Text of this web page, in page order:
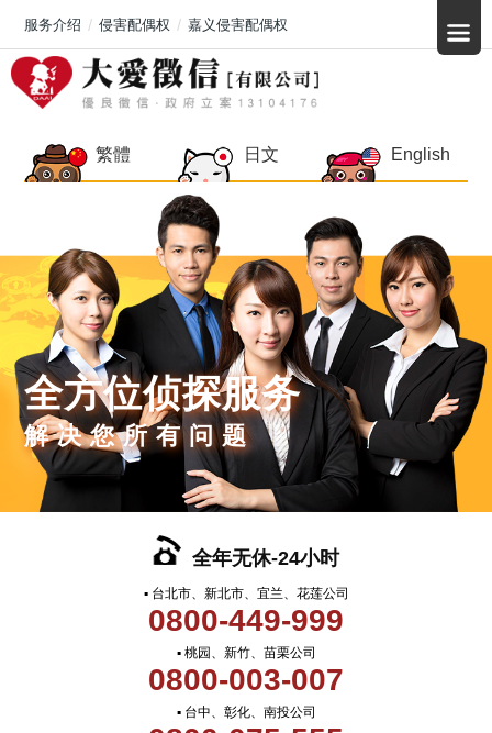
繁體 日文 English
全方位侦探服务
解决您所有问题
全年无休-24小时
▪ 台北市、新北市、宜兰、花莲公司
0800-449-999
▪ 桃园、新竹、苗栗公司
0800-003-007
▪ 台中、彰化、南投公司
服务介绍 侵害配偶权 嘉义侵害配偶权